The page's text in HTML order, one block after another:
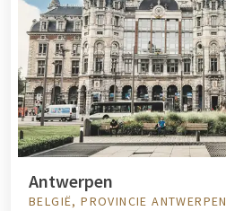
Antwerpen
BELGIË, PROVINCIE ANTWERPEN